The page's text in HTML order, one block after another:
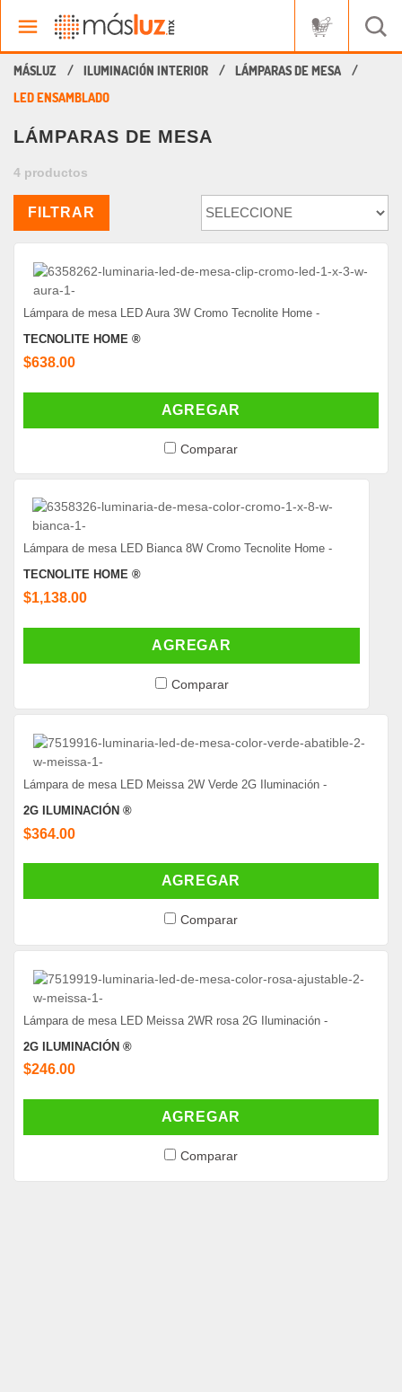
ILUMINACIÓN INTERIOR
LÁMPARAS DE MESA
LED ENSAMBLADO
LÁMPARAS DE MESA
4 productos
FILTRAR
Lámpara de mesa LED Aura 3W Cromo Tecnolite Home -
TECNOLITE HOME ®
$638.00
AGREGAR
Comparar
Lámpara de mesa LED Bianca 8W Cromo Tecnolite Home -
TECNOLITE HOME ®
$1,138.00
AGREGAR
Comparar
Lámpara de mesa LED Meissa 2W Verde 2G Iluminación -
2G ILUMINACIÓN ®
$364.00
AGREGAR
Comparar
Lámpara de mesa LED Meissa 2WR rosa 2G Iluminación -
2G ILUMINACIÓN ®
$246.00
AGREGAR
Comparar